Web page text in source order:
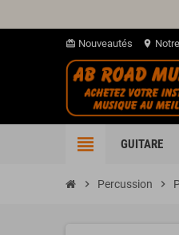
card_giftcard Nouveautés location_on
view_headline GUITARE
chevron_right Percussion chevron_right